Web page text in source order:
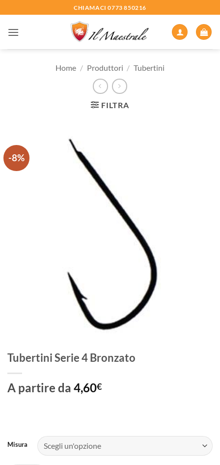
ai
contenuti
CHIAMACI 0773 850216
Home / Produttori / Tubertini
FILTRA
-8%
Tubertini Serie 4 Bronzato
A partire da 4,60€
Misura